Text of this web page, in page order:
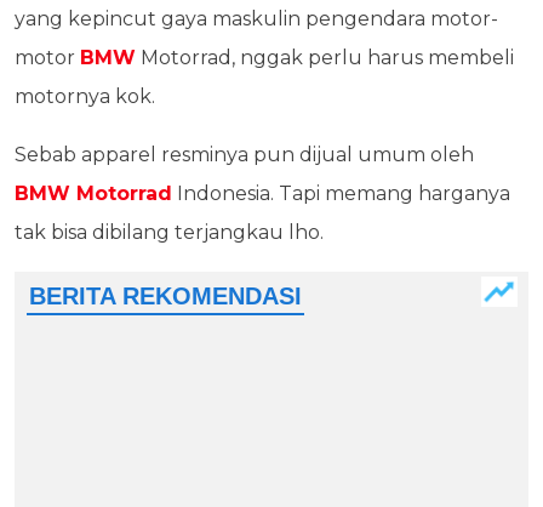
yang kepincut gaya maskulin pengendara motor-
motor BMW Motorrad, nggak perlu harus membeli
motornya kok.
Sebab apparel resminya pun dijual umum oleh
BMW Motorrad Indonesia. Tapi memang harganya
tak bisa dibilang terjangkau lho.